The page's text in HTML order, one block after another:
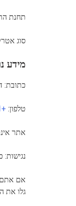
תחנת
סוג
מידע
כתובת: דרך אהרון
טלפון: +972-2-6750111
אתר
נגישות:
אם אתם
גלו את